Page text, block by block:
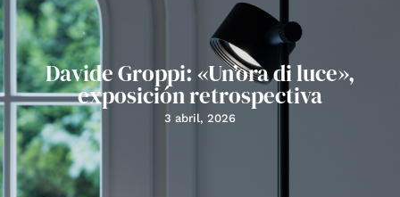
Davide Groppi: «Un’ora di luce»,
exposición retrospectiva
3 abril, 2026